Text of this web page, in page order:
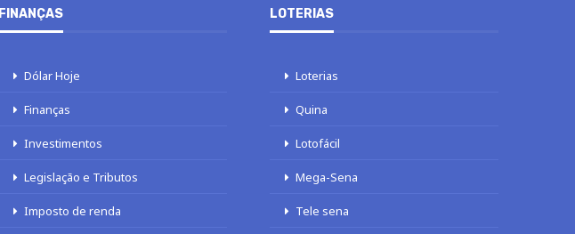
FINANÇAS
Dólar Hoje
Finanças
Investimentos
Legislação e Tributos
Imposto de renda
LOTERIAS
Loterias
Quina
Lotofácil
Mega-Sena
Tele sena